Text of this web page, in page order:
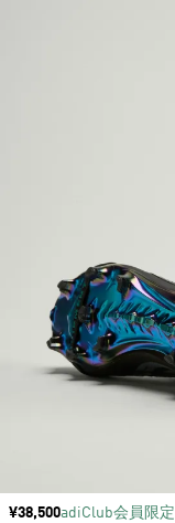
価格
¥38,500adiClub会員限定